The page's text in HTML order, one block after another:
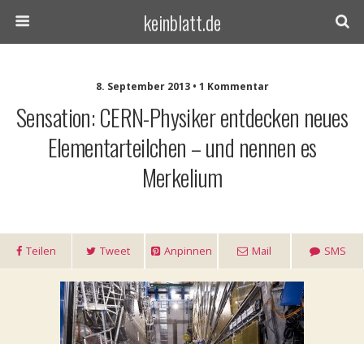
keinblatt.de
8. September 2013 • 1 Kommentar
Sensation: CERN-Physiker entdecken neues
Elementarteilchen – und nennen es
Merkelium
Teilen Tweet Anpinnen Mail SMS